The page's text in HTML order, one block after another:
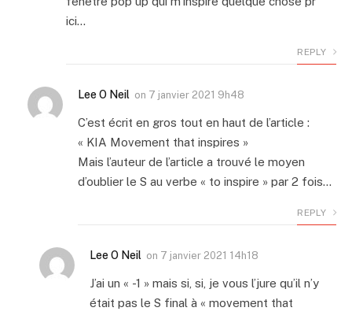
ici…
REPLY
Lee O Neil on 7 janvier 2021 9h48
C’est écrit en gros tout en haut de l’article :
« KIA Movement that inspires »
Mais l’auteur de l’article a trouvé le moyen
d’oublier le S au verbe « to inspire » par 2 fois…
REPLY
Lee O Neil on 7 janvier 2021 14h18
J’ai un « -1 » mais si, si, je vous l’jure qu’il n’y
était pas le S final à « movement that